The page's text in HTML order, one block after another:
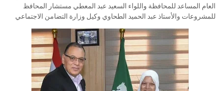
العام المساعد للمحافظة واللواء السعيد عبد المعطي مستشار المحافظ
للمشروعات والأستاذ عبد الحميد الطحاوي وكيل وزارة التضامن الاجتماعي